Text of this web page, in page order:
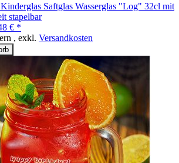
Saftglas Wasserglas "Log" 32cl mit
stapelbar
€ *
, exkl. Versandkosten